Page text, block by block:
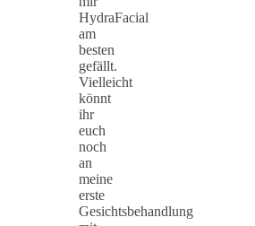
HydraFacial
am
besten
gefällt.
Vielleicht
könnt
ihr
euch
noch
an
meine
erste
Gesichtsbehandlung